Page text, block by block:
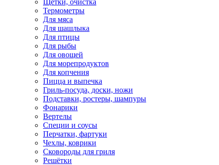
Термометры
Для мяса
Для шашлыка
Для птицы
Для рыбы
Для овощей
Для морепродуктов
Для копчения
Пицца и выпечка
Гриль-посуда, доски, ножи
Подставки, ростеры, шампуры
Фонарики
Вертелы
Специи и соусы
Перчатки, фартуки
Чехлы, коврики
Сковороды для гриля
Решётки